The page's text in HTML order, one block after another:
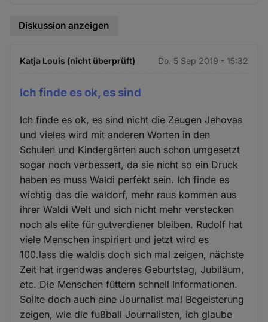
Diskussion anzeigen
Katja Louis (nicht überprüft) Do. 5 Sep 2019 - 15:32
Ich finde es ok, es sind
Ich finde es ok, es sind nicht die Zeugen Jehovas
und vieles wird mit anderen Worten in den
Schulen und Kindergärten auch schon umgesetzt
sogar noch verbessert, da sie nicht so ein Druck
haben es muss Waldi perfekt sein. Ich finde es
wichtig das die waldorf, mehr raus kommen aus
ihrer Waldi Welt und sich nicht mehr verstecken
noch als elite für gutverdiener bleiben. Rudolf hat
viele Menschen inspiriert und jetzt wird es
100.lass die waldis doch sich mal zeigen, nächste
Zeit hat irgendwas anderes Geburtstag, Jubiläum,
etc. Die Menschen füttern schnell Informationen.
Sollte doch auch eine Journalist mal Begeisterung
zeigen, wie die fußball Journalisten, ich glaube